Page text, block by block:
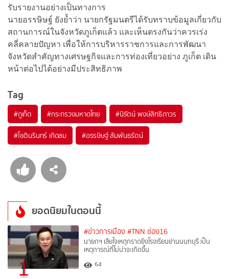
รับรายงานอย่างเป็นทางการ
นายอรรษิษฐ์ ยังย้ำว่า นายกรัฐมนตรีได้รับทราบข้อมูลเกี่ยวกับ
สถานการณ์ในจังหวัดภูเก็ตแล้ว และเห็นตรงกันว่าควรเร่ง
คลี่คลายปัญหา เพื่อให้การบริหารราชการและการพัฒนา
จังหวัดสำคัญทางเศรษฐกิจและการท่องเที่ยวอย่าง ภูเก็ต เดิน
หน้าต่อไปได้อย่างมีประสิทธิภาพ
Tag
#ภูเก็ต #กระทรวงมหาดไทย #นิรัตน์ พงษ์สิทธิถาวร
#โชตินรินทร์ เกิดสม #อรรษิษฐ์ สัมพันธรัตน์
ยอดนิยมในตอนนี้
1
#ข่าวการเมือง #TNN ช่อง16
นายกฯ เสียใจเหตุกราดยิงโรงเรียนย่านนนทบุรี เป็น
เหตุการณ์ที่ไม่น่าจะเกิดขึ้น
64